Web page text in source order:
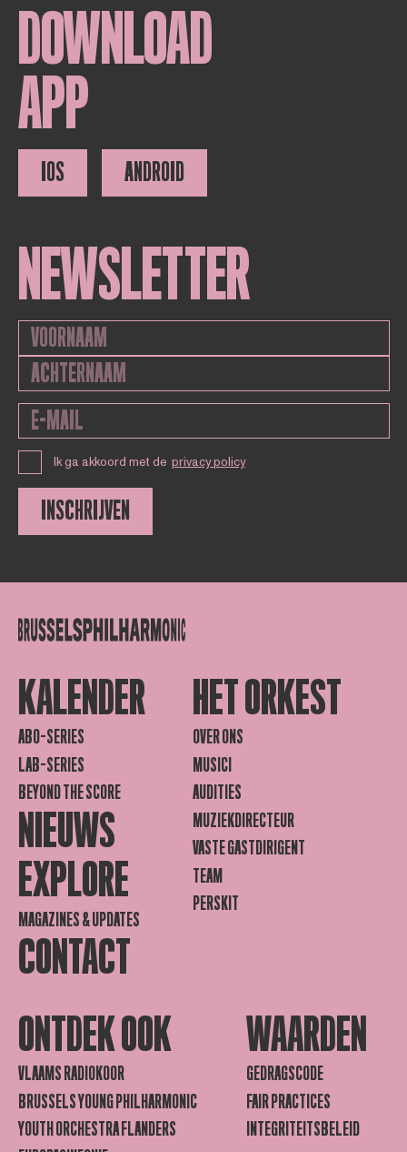
DOWNLOAD
APP
IOS ANDROID
NEWSLETTER
Ik ga akkoord met de privacy policy
INSCHRIJVEN
KALENDER
ABO-SERIES
LAB-SERIES
BEYOND THE SCORE
NIEUWS
EXPLORE
MAGAZINES & UPDATES
CONTACT
HET ORKEST
OVER ONS
MUSICI
AUDITIES
MUZIEKDIRECTEUR
VASTE GASTDIRIGENT
TEAM
PERSKIT
ONTDEK OOK
VLAAMS RADIOKOOR
BRUSSELS YOUNG PHILHARMONIC
YOUTH ORCHESTRA FLANDERS
WAARDEN
GEDRAGSCODE
FAIR PRACTICES
INTEGRITEITSBELEID